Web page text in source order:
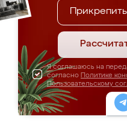
Я соглашаюсь на
согласно Политике
Пользовательскому